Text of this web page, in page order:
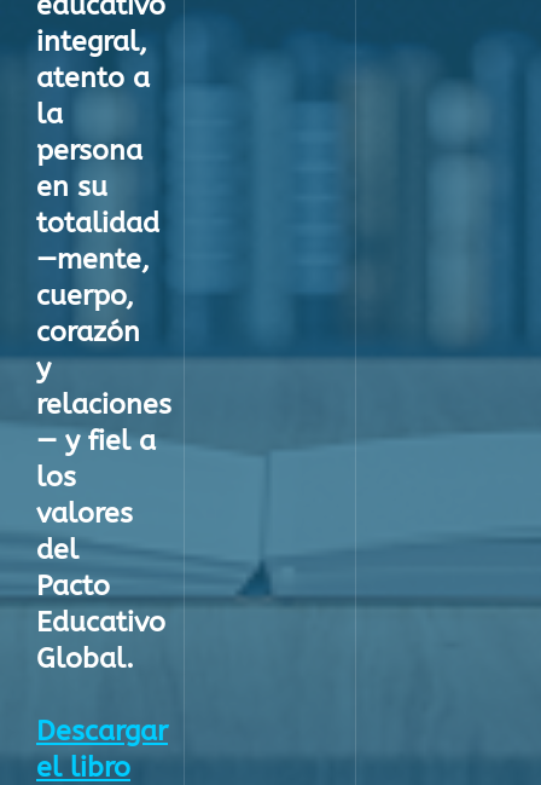
integral,
atento a
la
persona
en su
totalidad
—mente,
cuerpo,
corazón
y
relaciones
— y fiel a
los
valores
del
Pacto
Educativo
Global.
Descargar
el libro